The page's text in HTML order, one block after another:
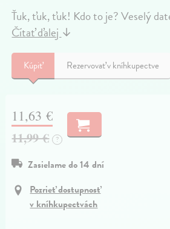
Ťuk, ťuk, ťuk! Kdo to je? Veselý
Čítať ďalej↓
Kúpiť Rezervovať v kníhkupectve
11,63 €
11,99 € ?
Zasielame do 14 dní
Pozrieť dostupnosť
v kníhkupectvách